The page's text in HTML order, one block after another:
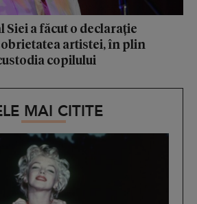
a făcut o declarație
artistei, în plin
copilului
MAI CITITE